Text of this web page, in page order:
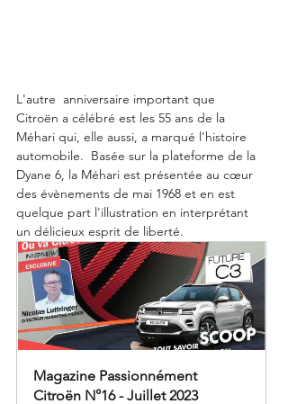
L'autre  anniversaire important que
Citroën a célébré est les 55 ans de la
Méhari qui, elle aussi, a marqué l'histoire
automobile.  Basée sur la plateforme de la
Dyane 6, la Méhari est présentée au cœur
des évènements de mai 1968 et en est
quelque part l'illustration en interprétant
un délicieux esprit de liberté.
Magazine Passionnément
Citroën N°16 - Juillet 2023